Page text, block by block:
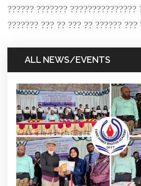
?????? ??????? ???????????????
??????? ??? ?? ??? ?? ?????? ???
ALL NEWS/EVENTS